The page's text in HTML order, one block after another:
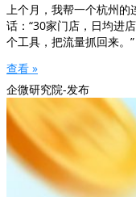
上个月，我帮一个杭州
话：“30家门店，日均进
个工具，把流量抓回来。”
查看 »
企微研究院-发布